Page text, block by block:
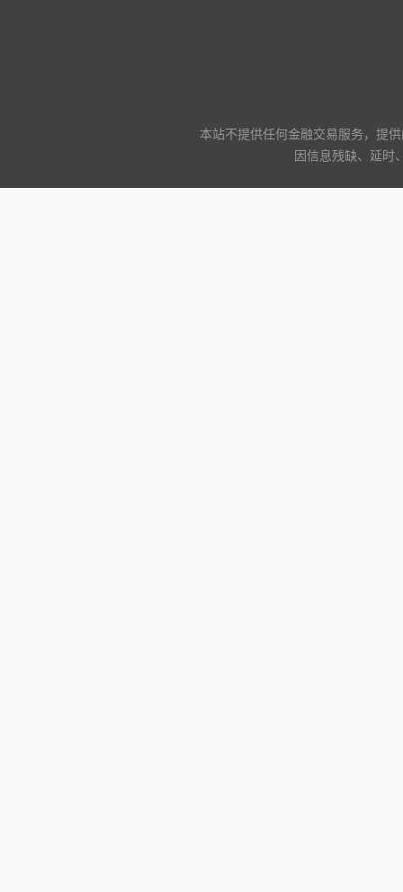
本站不提供任何金融交易服务，提
因信息残缺、延时